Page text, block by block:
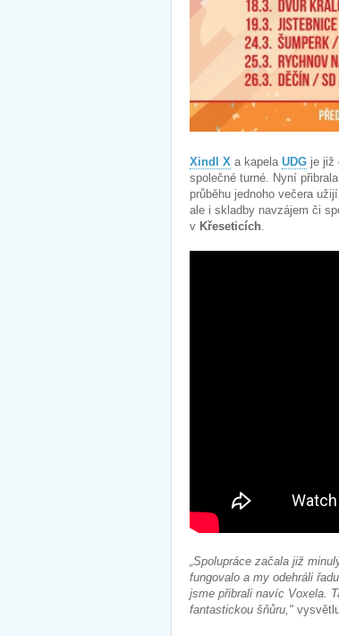
Xindl X a kapela UDG je již
společné turné. Nyní
průběhu jednoho večera
ale i skladby navzájem či
v Křeseticích
„Spolupráce začala již
fungovalo a my odehráli
jsme přibrali navíc Voxela.
fantastickou šňůru,"